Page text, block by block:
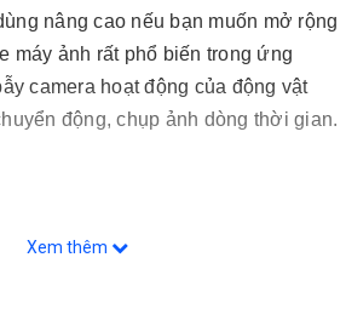
nâng cao nếu bạn muốn mở rộng
máy ảnh rất phổ biến trong ứng
camera hoạt động của động vật
động, chụp ảnh dòng thời gian.
Xem thêm